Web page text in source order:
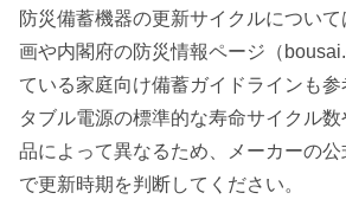
防災備蓄機器の更新サイクルについ
画や内閣府の防災情報ページ（
ている家庭向け備蓄ガイドラインも
タブル電源の標準的な寿命サイクル
品によって異なるため、メーカーの
で更新時期を判断してください。